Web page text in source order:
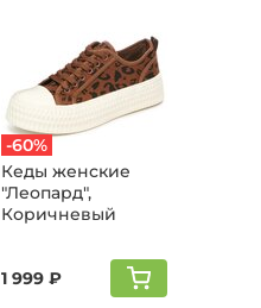
-60%
Кеды женские
"Леопард",
Коричневый
1 999 ₽